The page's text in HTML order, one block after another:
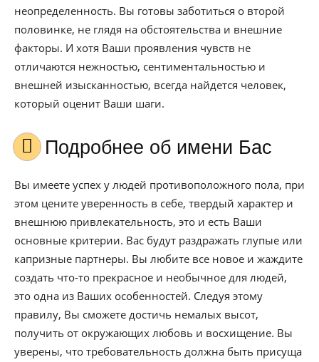
неопределенность. Вы готовы заботиться о второй
половинке, не глядя на обстоятельства и внешние
факторы. И хотя Ваши проявления чувств не
отличаются нежностью, сентиментальностью и
внешней изысканностью, всегда найдется человек,
который оценит Ваши шаги.
Подробнее об имени Бас
Вы имеете успех у людей противоположного пола, при
этом цените уверенность в себе, твердый характер и
внешнюю привлекательность, это и есть Ваши
основные критерии. Вас будут раздражать глупые или
капризные партнеры. Вы любите все новое и жаждите
создать что-то прекрасное и необычное для людей,
это одна из Ваших особенностей. Следуя этому
правилу, Вы сможете достичь немалых высот,
получить от окружающих любовь и восхищение. Вы
уверены, что требовательность должна быть присуща